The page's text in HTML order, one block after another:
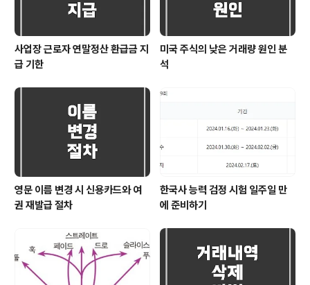
사업장 근로자 연말정산 환급금 지
급 기한
미국 주식의 낮은 거래량 원인 분
석
영문 이름 변경 시 신용카드와 여
권 재발급 절차
한국사 능력 검정 시험 일주일 만
에 준비하기